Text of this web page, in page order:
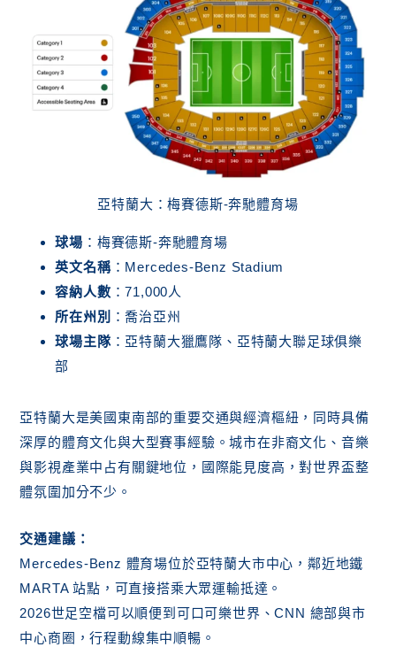
亞特蘭大：梅賽德斯-奔馳體育場
球場 ：梅賽德斯-奔馳體育場
英文名稱：Mercedes-Benz Stadium
容納人數 ：71,000人
所在州別
：喬治亞州
球場主隊：亞特蘭大獵鷹隊、亞特蘭大聯足球俱樂
部
亞特蘭大是美國東南部的重要交通與經濟樞紐，同時具備
深厚的體育文化與大型賽事經驗。城市在非裔文化、音樂
與影視產業中占有關鍵地位，國際能見度高，對世界盃整
體氛圍加分不少。
交通建議：
Mercedes-Benz 體育場位於亞特蘭大市中心，鄰近地鐵
MARTA 站點，可直接搭乘大眾運輸抵達。
2026世足空檔可以順便到可口可樂世界、CNN 總部與市
中心商圈，行程動線集中順暢。